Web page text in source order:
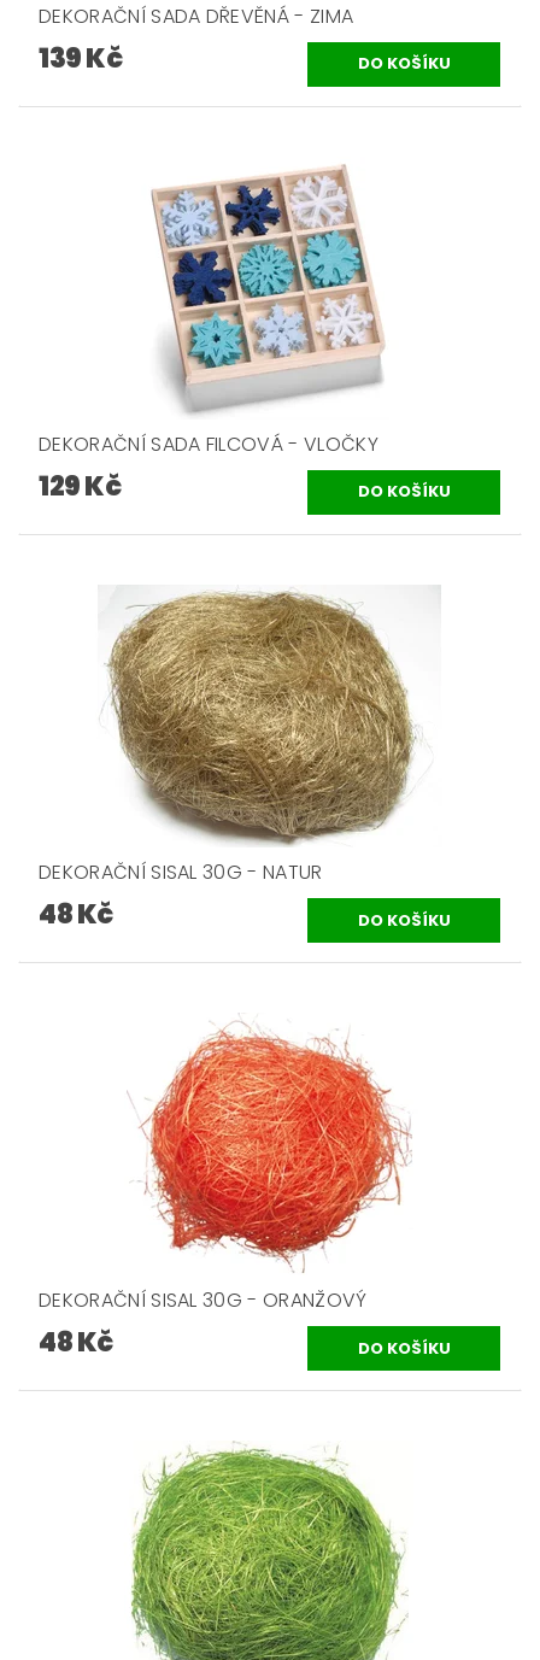
DEKORAČNÍ SADA DŘEVĚNÁ - ZIMA
139 Kč
DEKORAČNÍ SADA FILCOVÁ - VLOČKY
129 Kč
DEKORAČNÍ SISAL 30G - NATUR
48 Kč
DEKORAČNÍ SISAL 30G - ORANŽOVÝ
48 Kč